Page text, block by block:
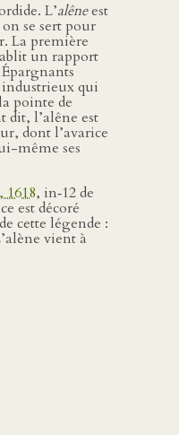
L’alêneest
se sert pour
La première
un rapport
qui
pointe de
dit, l’alêne est
dont l’avarice
même ses
, in‑12 de
est décoré
cette légende :
vient à